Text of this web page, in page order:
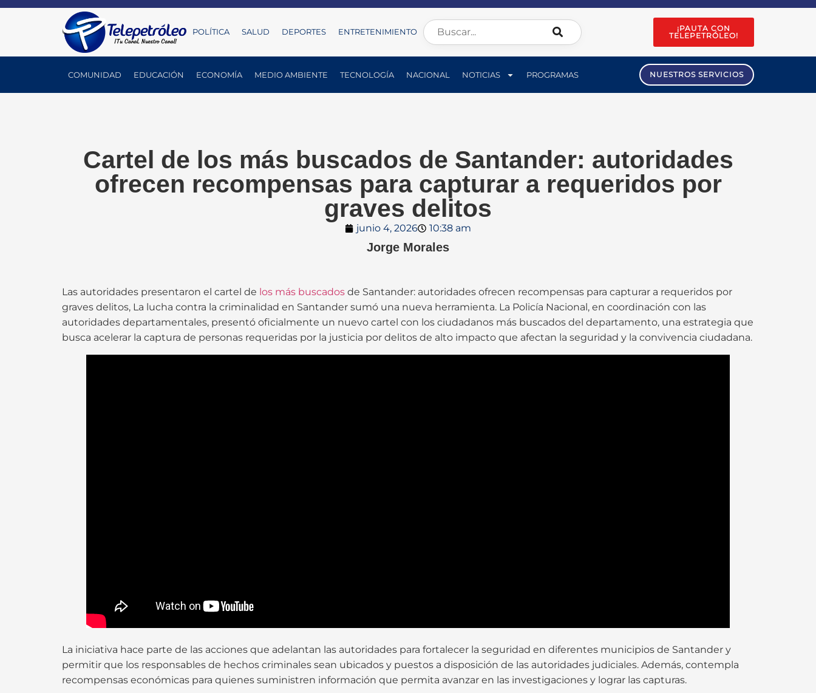
POLÍTICA SALUD DEPORTES ENTRETENIMIENTO
¡PAUTA CON
TELEPETRÓLEO!
COMUNIDAD EDUCACIÓN ECONOMÍA MEDIO AMBIENTE TECNOLOGÍA NACIONAL NOTICIAS PROGRAMAS NUESTROS SERVICIOS
Cartel de los más buscados de Santander: autoridades
ofrecen recompensas para capturar a requeridos por
graves delitos
junio 4, 2026 10:38 am
Jorge Morales
Las autoridades presentaron el cartel de los más buscados de Santander: autoridades ofrecen recompensas para capturar a requeridos por
graves delitos, La lucha contra la criminalidad en Santander sumó una nueva herramienta. La Policía Nacional, en coordinación con las
autoridades departamentales, presentó oficialmente un nuevo cartel con los ciudadanos más buscados del departamento, una estrategia que
busca acelerar la captura de personas requeridas por la justicia por delitos de alto impacto que afectan la seguridad y la convivencia ciudadana.
La iniciativa hace parte de las acciones que adelantan las autoridades para fortalecer la seguridad en diferentes municipios de Santander y
permitir que los responsables de hechos criminales sean ubicados y puestos a disposición de las autoridades judiciales. Además, contempla
recompensas económicas para quienes suministren información que permita avanzar en las investigaciones y lograr las capturas.